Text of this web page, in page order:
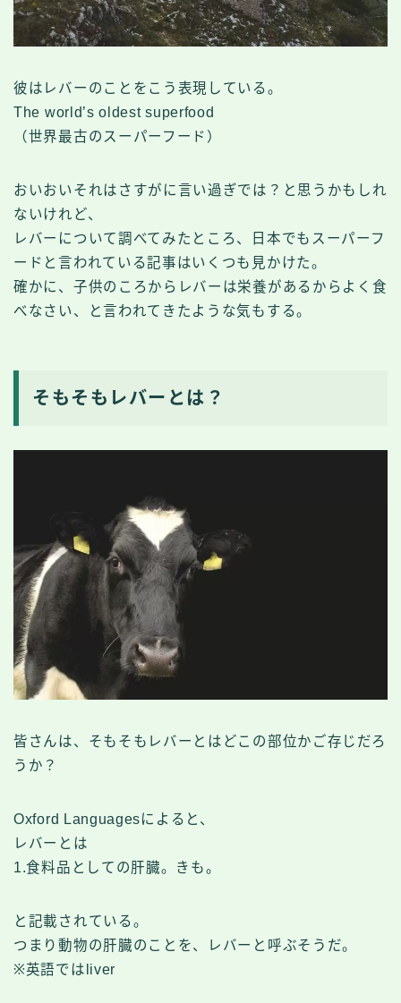
彼はレバーのことをこう表現している。
The world’s oldest superfood
（世界最古のスーパーフード）
おいおいそれはさすがに言い過ぎでは？と思うかもしれ
ないけれど、
レバーについて調べてみたところ、日本でもスーパーフ
ードと言われている記事はいくつも見かけた。
確かに、子供のころからレバーは栄養があるからよく食
べなさい、と言われてきたような気もする。
そもそもレバーとは？
皆さんは、そもそもレバーとはどこの部位かご存じだろ
うか？
Oxford Languagesによると、
レバーとは
1.食料品としての肝臓。きも。
と記載されている。
つまり動物の肝臓のことを、レバーと呼ぶそうだ。
※英語ではliver